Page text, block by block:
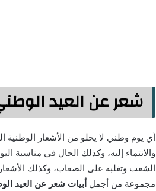
شعر عن العيد
أي يوم وطني لا يخلو من الأشعار
الشعب وتغلبه على الصعاب، وكذلك
مجموعة من أجمل أبيات شعر عن العيد